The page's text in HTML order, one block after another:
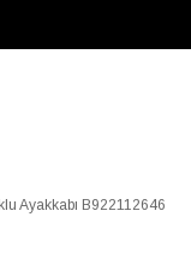
Ayakkabı B922112646